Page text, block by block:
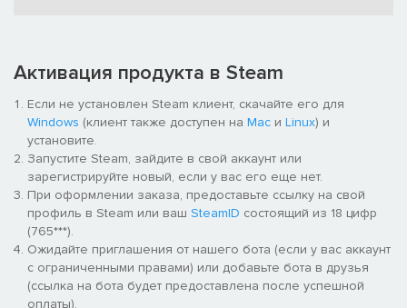
классических пейзажей. Братьям Макколл придется
мексиканским головорезом, мстительным полковником —
и это далеко не все их опасные враги.
Внимание: с августа 2016 года сетевые функции игры
больше не поддерживаются. Сетевой режим и режим
совместной игры будут недоступны.
Активация продукта в Steam
Если не установлен Steam клиент, скачайте его для
Windows (клиент также доступен на Mac и Linux) и
установите.
Запустите Steam, зайдите в свой аккаунт или
зарегистрируйте новый, если у вас его еще нет.
При оформлении заказа, предоставьте ссылку на свой
профиль в Steam или ваш SteamID состоящий из 18 цифр
(765***).
Ожидайте приглашения от нашего бота (если у вас аккаунт
с ограниченными правами) или добавьте бота в друзья
(ссылка на бота будет предоставлена после успешной
оплаты).